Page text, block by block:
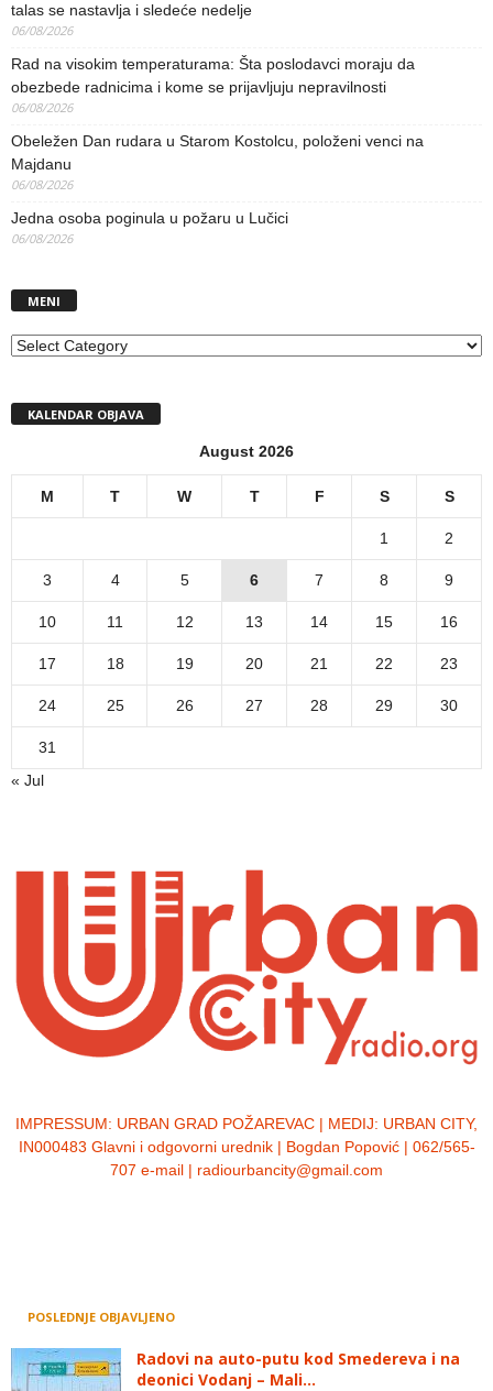
talas se nastavlja i sledeće nedelje
06/08/2026
Rad na visokim temperaturama: Šta poslodavci moraju da
obezbede radnicima i kome se prijavljuju nepravilnosti
06/08/2026
Obeležen Dan rudara u Starom Kostolcu, položeni venci na
Majdanu
06/08/2026
Jedna osoba poginula u požaru u Lučici
06/08/2026
MENI
MENI
KALENDAR OBJAVA
August 2026
M T W T F S S
1 2
3 4 5 6 7 8 9
10 11 12 13 14 15 16
17 18 19 20 21 22 23
24 25 26 27 28 29 30
31
« Jul
IMPRESSUM: URBAN GRAD POŽAREVAC | MEDIJ: URBAN CITY,
IN000483 Glavni i odgovorni urednik | Bogdan Popović | 062/565-
707 e-mail | radiourbancity@gmail.com
POSLEDNJE OBJAVLJENO
Radovi na auto-putu kod Smedereva i na
deonici Vodanj – Mali...